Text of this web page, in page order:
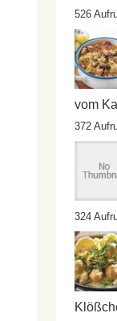
526
vom
372
324